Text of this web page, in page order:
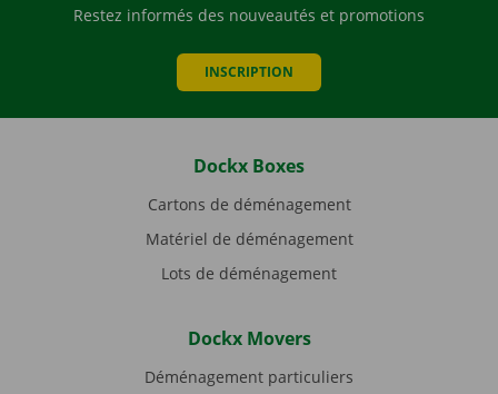
Restez informés des nouveautés et promotions
INSCRIPTION
Dockx Boxes
Cartons de déménagement
Matériel de déménagement
Lots de déménagement
Dockx Movers
Déménagement particuliers